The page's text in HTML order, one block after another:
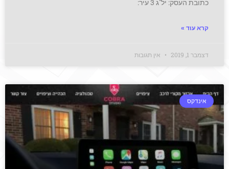
כתובת העסק: יל"ג 3 עיר:
קרא עוד »
דצמבר 1, 2019 אין תגובות
אינדקס